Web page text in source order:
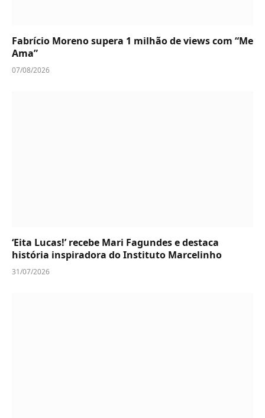
Fabrício Moreno supera 1 milhão de views com “Me
Ama”
07/08/2026
‘Eita Lucas!’ recebe Mari Fagundes e destaca
história inspiradora do Instituto Marcelinho
31/07/2026